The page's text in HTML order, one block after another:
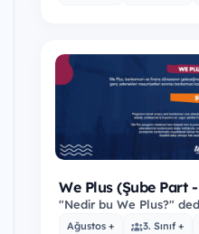
We Plus (Şube Part
Programı)
"Nedir bu We Plus?"
Plus, bankamızın ve
Ağustos + 3. Sınıf +